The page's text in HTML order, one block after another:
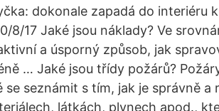
dokonale zapadá do interiéru
8/17 Jaké jsou náklady? Ve
a úsporný způsob, jak
… Jaké jsou třídy požárů?
seznámit s tím, jak je správně a
látkách, plynech apod.,